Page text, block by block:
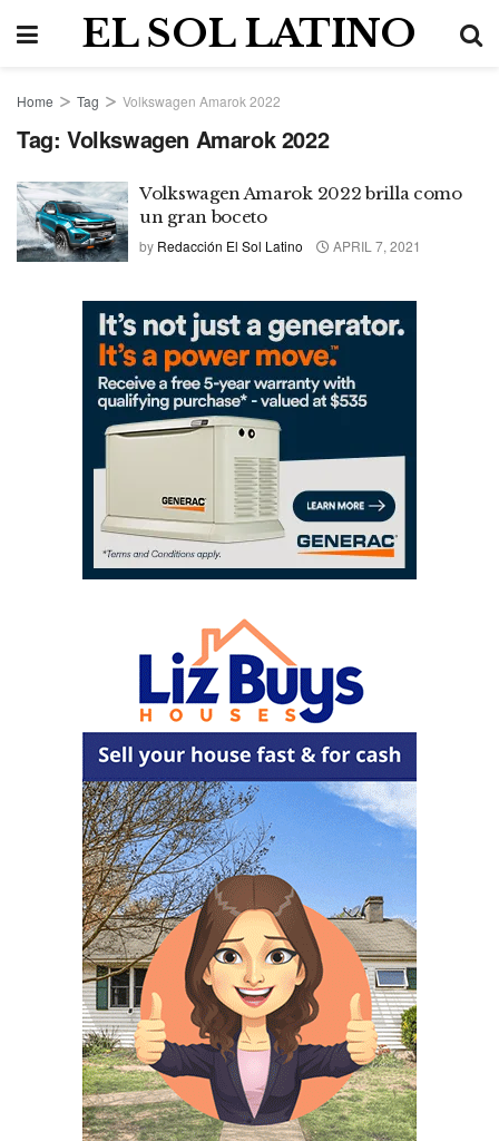
EL SOL LATINO
Home Tag Volkswagen Amarok 2022
Tag: Volkswagen Amarok 2022
Volkswagen Amarok 2022 brilla como
un gran boceto
by Redacción El Sol Latino APRIL 7, 2021